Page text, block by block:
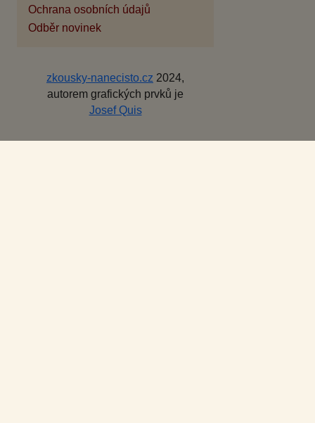
Ochrana osobních údajů
Odběr novinek
zkousky-nanecisto.cz 2024,
autorem grafických prvků je
Josef Quis